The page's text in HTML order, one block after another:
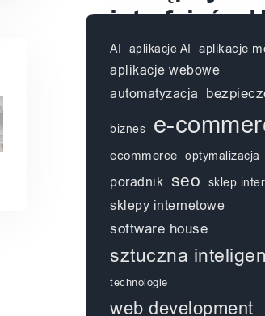
interfejsów
AI aplikacje AI aplikacje
aplikacje webowe
automatyzacja
biznes e-
ecommerce optymalizacja
poradnik seo sklep
sklepy internetowe
software house
sztuczna
technologie
web development